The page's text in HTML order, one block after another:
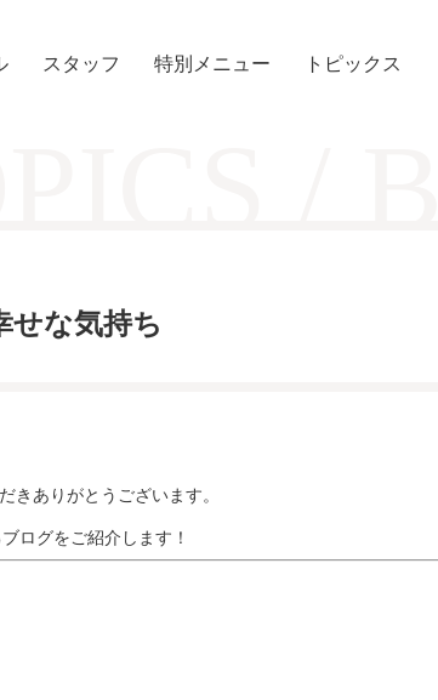
スタッフ 特別メニュー トピックス
せな気持ち
きありがとうございます。
ログをご紹介します！